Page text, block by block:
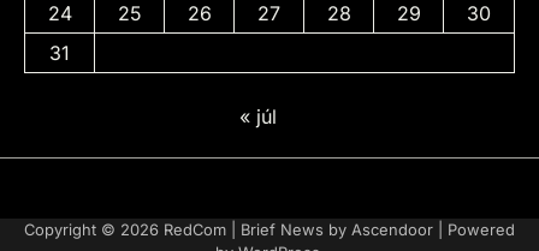
24
25 26 27 28 29
30
31
« júl
irányelvek
Copyright © 2026 RedCom | Brief News by Ascendoor | Powered